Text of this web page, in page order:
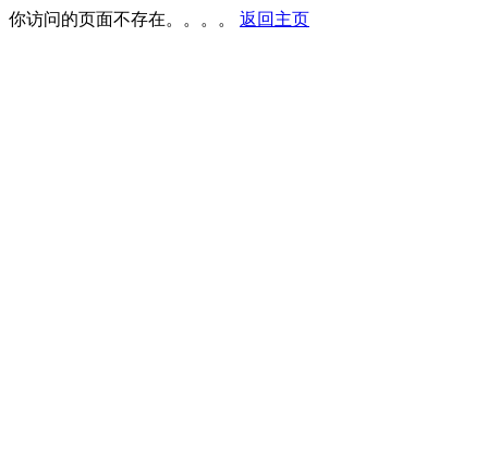
你访问的页面不存在。。。。 返回主页